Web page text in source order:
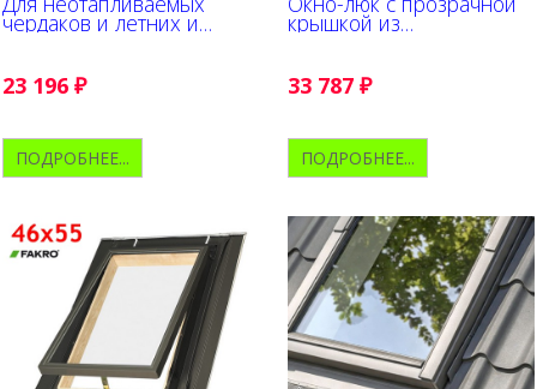
чердаков и летних и
летних дач.
герметизирующим
окладом
23 196 ₽
ПОДРОБНЕЕ...
крышкой из
поликарбоната. Все уже в
герметизирующим
окладом
33 787 ₽
ПОДРОБНЕЕ...